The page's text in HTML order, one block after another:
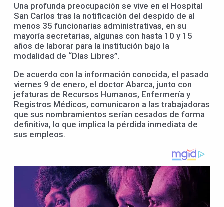
Una profunda preocupación se vive en el Hospital
San Carlos tras la notificación del despido de al
menos 35 funcionarias administrativas, en su
mayoría secretarias, algunas con hasta 10 y 15
años de laborar para la institución bajo la
modalidad de “Días Libres”.
De acuerdo con la información conocida, el pasado
viernes 9 de enero, el doctor Abarca, junto con
jefaturas de Recursos Humanos, Enfermería y
Registros Médicos, comunicaron a las trabajadoras
que sus nombramientos serían cesados de forma
definitiva, lo que implica la pérdida inmediata de
sus empleos.